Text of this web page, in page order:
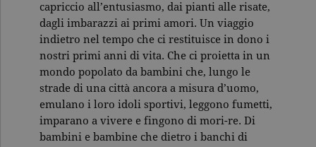
capriccio all’entusiasmo, dai pianti alle risate,
dagli imbarazzi ai primi amori. Un viaggio
indietro nel tempo che ci restituisce in dono i
nostri primi anni di vita. Che ci proietta in un
mondo popolato da bambini che, lungo le
strade di una città ancora a misura d’uomo,
emulano i loro idoli sportivi, leggono fumetti,
imparano a vivere e fingono di mori-re. Di
bambini e bambine che dietro i banchi di